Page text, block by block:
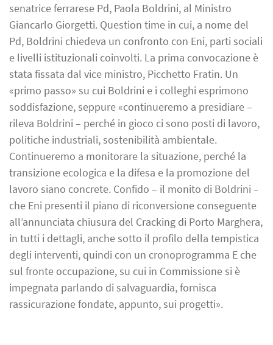
senatrice ferrarese Pd, Paola Boldrini, al Ministro
Giancarlo Giorgetti. Question time in cui, a nome del
Pd, Boldrini chiedeva un confronto con Eni, parti sociali
e livelli istituzionali coinvolti. La prima convocazione è
stata fissata dal vice ministro, Picchetto Fratin. Un
«primo passo» su cui Boldrini e i colleghi esprimono
soddisfazione, seppure «continueremo a presidiare –
rileva Boldrini – perché in gioco ci sono posti di lavoro,
politiche industriali, sostenibilità ambientale.
Continueremo a monitorare la situazione, perché la
transizione ecologica e la difesa e la promozione del
lavoro siano concrete. Confido – il monito di Boldrini –
che Eni presenti il piano di riconversione conseguente
all’annunciata chiusura del Cracking di Porto Marghera,
in tutti i dettagli, anche sotto il profilo della tempistica
degli interventi, quindi con un cronoprogramma E che
sul fronte occupazione, su cui in Commissione si è
impegnata parlando di salvaguardia, fornisca
rassicurazione fondate, appunto, sui progetti».